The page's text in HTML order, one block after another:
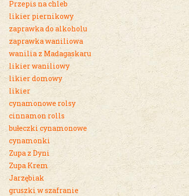
Przepis na chleb
likier piernikowy
zaprawka do alkoholu
zaprawka waniliowa
wanilia z Madagaskaru
likier waniliowy
likier domowy
likier
cynamonowe rolsy
cinnamon rolls
bułeczki cynamonowe
cynamonki
Zupa z Dyni
Zupa Krem
Jarzębiak
gruszki w szafranie